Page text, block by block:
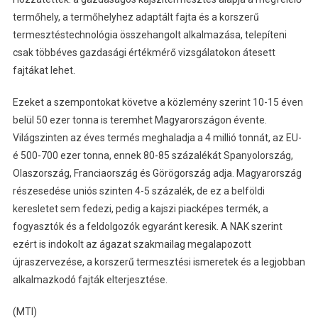
termőhely, a termőhelyhez adaptált fajta és a korszerű
termesztéstechnológia összehangolt alkalmazása, telepíteni
csak többéves gazdasági értékmérő vizsgálatokon átesett
fajtákat lehet.
Ezeket a szempontokat követve a közlemény szerint 10-15 éven
belül 50 ezer tonna is teremhet Magyarországon évente.
Világszinten az éves termés meghaladja a 4 millió tonnát, az EU-
é 500-700 ezer tonna, ennek 80-85 százalékát Spanyolország,
Olaszország, Franciaország és Görögország adja. Magyarország
részesedése uniós szinten 4-5 százalék, de ez a belföldi
keresletet sem fedezi, pedig a kajszi piacképes termék, a
fogyasztók és a feldolgozók egyaránt keresik. A NAK szerint
ezért is indokolt az ágazat szakmailag megalapozott
újraszervezése, a korszerű termesztési ismeretek és a legjobban
alkalmazkodó fajták elterjesztése.
(MTI)